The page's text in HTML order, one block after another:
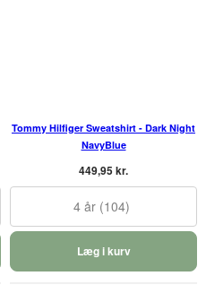
Tommy Hilfiger Sweatshirt - Dark Night
NavyBlue
449,95 kr.
4 år (104)
Læg i kurv